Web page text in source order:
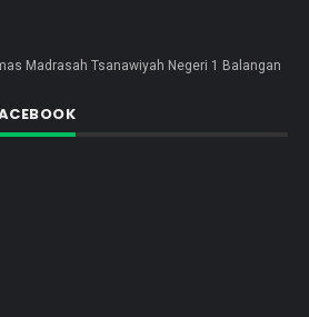
Madrasah Tsanawiyah Negeri 1 Balangan